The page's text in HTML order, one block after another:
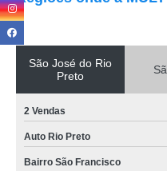
São José do Rio
Preto
2 Vendas
Auto Rio Preto
Bairro São Francisco